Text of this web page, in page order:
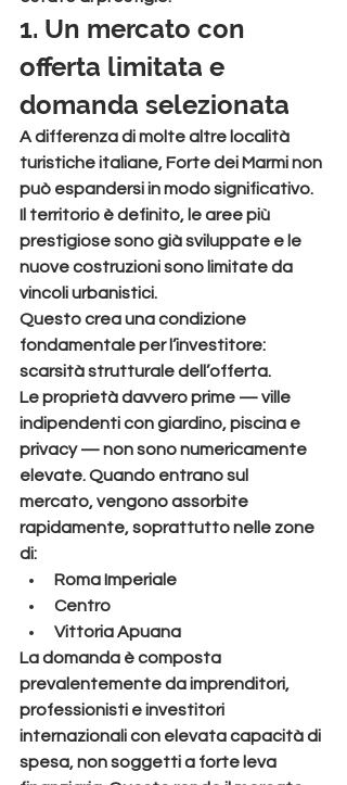
1. Un mercato con
offerta limitata e
domanda selezionata
A differenza di molte altre località
turistiche italiane, Forte dei Marmi non
può espandersi in modo significativo.
Il territorio è definito, le aree più
prestigiose sono già sviluppate e le
nuove costruzioni sono limitate da
vincoli urbanistici.
Questo crea una condizione
fondamentale per l’investitore:
scarsità strutturale dell’offerta.
Le proprietà davvero prime — ville
indipendenti con giardino, piscina e
privacy — non sono numericamente
elevate. Quando entrano sul
mercato, vengono assorbite
rapidamente, soprattutto nelle zone
di:
Roma Imperiale
Centro
Vittoria Apuana
La domanda è composta
prevalentemente da imprenditori,
professionisti e investitori
internazionali con elevata capacità di
spesa, non soggetti a forte leva